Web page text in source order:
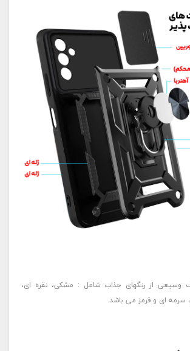
وسیعی از رنگهای جذاب شامل : مشکی، نقره ای،
سرمه ای و قرمز می باشد.